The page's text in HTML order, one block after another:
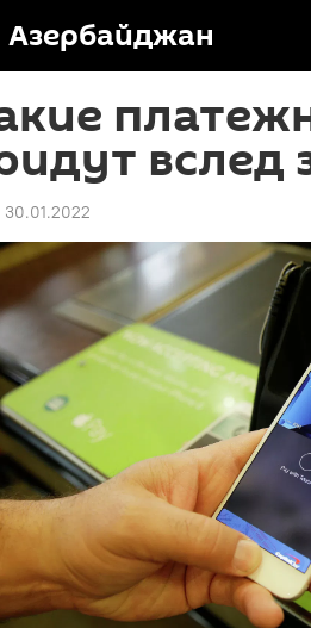
Азербайджан
вслед
30.01.2022